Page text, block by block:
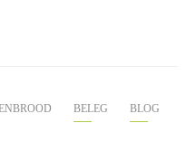
BELEG BLOG